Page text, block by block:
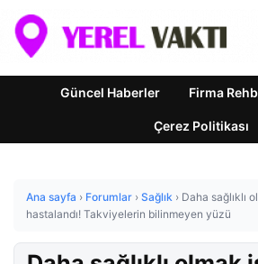
Güncel Haberler Firma
Çerez Politikası
Ana sayfa › Forumlar › Sağlık › Daha sağlıklı
hastalandı! Takviyelerin bilinmeyen yüzü